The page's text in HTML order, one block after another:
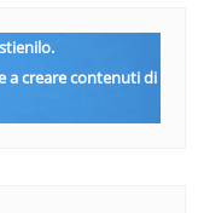
a creare contenuti di